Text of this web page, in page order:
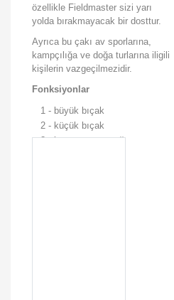
özellikle Fieldmaster sizi yarı
yolda bırakmayacak bir dosttur.
Ayrıca bu çakı av sporlarına,
kampçılığa ve doğa turlarına iligili
kişilerin vazgeçilmezidir.
Fonksiyonlar
1 - büyük bıçak
2 - küçük bıçak
3 - konserve açacağı